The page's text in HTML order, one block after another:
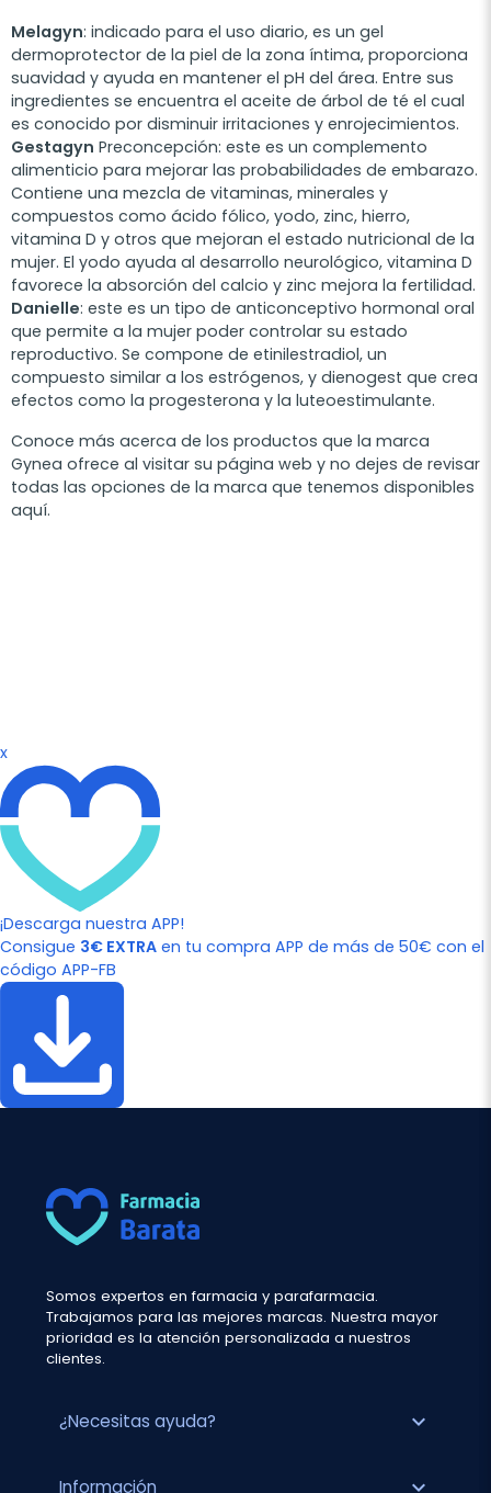
Melagyn: indicado para el uso diario, es un gel
dermoprotector de la piel de la zona íntima, proporciona
suavidad y ayuda en mantener el pH del área. Entre sus
ingredientes se encuentra el aceite de árbol de té el cual
es conocido por disminuir irritaciones y enrojecimientos.
Gestagyn Preconcepción: este es un complemento
alimenticio para mejorar las probabilidades de embarazo.
Contiene una mezcla de vitaminas, minerales y
compuestos como ácido fólico, yodo, zinc, hierro,
vitamina D y otros que mejoran el estado nutricional de la
mujer. El yodo ayuda al desarrollo neurológico, vitamina D
favorece la absorción del calcio y zinc mejora la fertilidad.
Danielle: este es un tipo de anticonceptivo hormonal oral
que permite a la mujer poder controlar su estado
reproductivo. Se compone de etinilestradiol, un
compuesto similar a los estrógenos, y dienogest que crea
efectos como la progesterona y la luteoestimulante.
Conoce más acerca de los productos que la marca
Gynea ofrece al visitar su página web y no dejes de revisar
todas las opciones de la marca que tenemos disponibles
aquí.
x
¡Descarga nuestra APP!
Consigue 3€ EXTRA en tu compra APP de más de 50€ con el
código APP-FB
Somos expertos en farmacia y parafarmacia.
Trabajamos para las mejores marcas. Nuestra mayor
prioridad es la atención personalizada a nuestros
clientes.
¿Necesitas ayuda? expand_more
Información